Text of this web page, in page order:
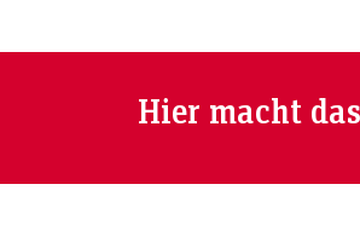
Hier macht